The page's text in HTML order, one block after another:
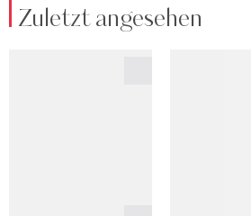
Zuletzt angesehen